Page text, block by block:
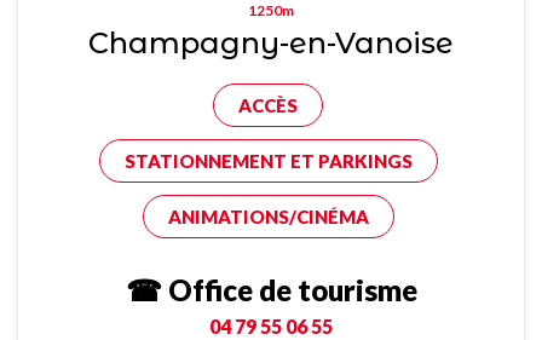
1250m
Champagny-en-Vanoise
ACCÈS
STATIONNEMENT ET PARKINGS
ANIMATIONS/CINÉMA
☎ Office de tourisme
04 79 55 06 55